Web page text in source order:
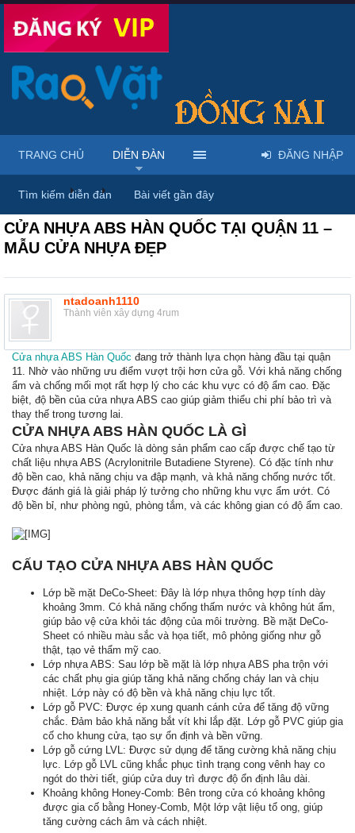
Diễn đàn ... Nội thất & Ngoại thất
CỬA NHỰA ABS HÀN QUỐC TẠI QUẬN 11 –
MẪU CỬA NHỰA ĐẸP
ntadoanh1110
Thành viên xây dựng 4rum
Cửa nhựa ABS Hàn Quốc đang trở thành lựa chọn hàng đầu tại quận
11. Nhờ vào những ưu điểm vượt trội hơn cửa gỗ. Với khả năng chống
ẩm và chống mối mọt rất hợp lý cho các khu vực có độ ẩm cao. Đặc
biệt, độ bền của cửa nhựa ABS cao giúp giảm thiểu chi phí bảo trì và
thay thế trong tương lai.
CỬA NHỰA ABS HÀN QUỐC LÀ GÌ
Cửa nhựa ABS Hàn Quốc là dòng sản phẩm cao cấp được chế tạo từ
chất liệu nhựa ABS (Acrylonitrile Butadiene Styrene). Có đặc tính như
độ bền cao, khả năng chịu va đập mạnh, và khả năng chống nước tốt.
Được đánh giá là giải pháp lý tưởng cho những khu vực ẩm ướt. Có
độ bền bỉ, như phòng ngủ, phòng tắm, và các không gian có độ ẩm cao.
CẤU TẠO CỬA NHỰA ABS HÀN QUỐC
Lớp bề mặt DeCo-Sheet: Đây là lớp nhựa thông hợp tính dày
khoảng 3mm. Có khả năng chống thấm nước và không hút ẩm,
giúp bảo vệ cửa khỏi tác động của môi trường. Bề mặt DeCo-
Sheet có nhiều màu sắc và họa tiết, mô phỏng giống như gỗ
thật, tạo vẻ thẩm mỹ cao.
Lớp nhựa ABS: Sau lớp bề mặt là lớp nhựa ABS pha trộn với
các chất phụ gia giúp tăng khả năng chống cháy lan và chịu
nhiệt. Lớp này có độ bền và khả năng chịu lực tốt.
Lớp gỗ PVC: Được ép xung quanh cánh cửa để tăng độ vững
chắc. Đảm bảo khả năng bắt vít khi lắp đặt. Lớp gỗ PVC giúp gia
cố cho khung cửa, tạo sự ổn định và bền vững.
Lớp gỗ cứng LVL: Được sử dụng để tăng cường khả năng chịu
lực. Lớp gỗ LVL cũng khắc phục tình trạng cong vênh hay co
ngót do thời tiết, giúp cửa duy trì được độ ổn định lâu dài.
Khoảng không Honey-Comb: Bên trong cửa có khoảng không
được gia cố bằng Honey-Comb, Một lớp vật liệu tổ ong, giúp
tăng cường cách âm và cách nhiệt.
TRANG CHỦ DIỄN ĐÀN
Tìm kiếm diễn đàn Bài viết gần đây
ĐĂNG NHẬP